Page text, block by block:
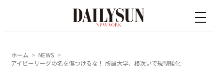
ホーム
NEWS
アイビーリーグの名を傷つけるな！ 所属大学、相次いで規制強化